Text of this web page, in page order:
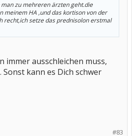
zu mehreren ärzten geht.die
meinem HA ,und das kortison von der
recht,ich setze das prednisolon erstmal
immer ausschleichen muss,
kann es Dich schwer
#83